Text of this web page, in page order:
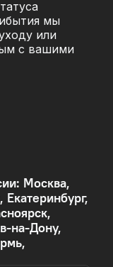
мы
или
с вашими
Москва,
на-Дону,